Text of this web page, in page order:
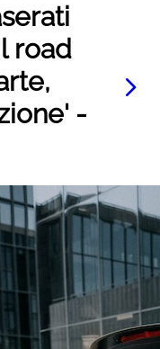
road
-